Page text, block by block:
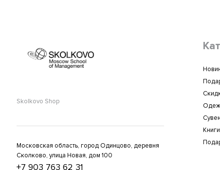
Skolkovo Shop
Московская область, город Одинцово, деревня
Сколково, улица Новая, дом 100
+7 903 763 62 31
Книги